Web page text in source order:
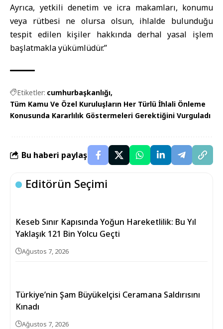
Ayrıca, yetkili denetim ve icra makamları, konumu
veya rütbesi ne olursa olsun, ihlalde bulunduğu
tespit edilen kişiler hakkında derhal yasal işlem
başlatmakla yükümlüdür.’’
Etiketler: cumhurbaşkanlığı
Tüm Kamu Ve Özel Kuruluşların Her Türlü İhlali Önleme
Konusunda Kararlılık Göstermeleri Gerektiğini Vurguladı
Bu haberi paylaş
Editörün Seçimi
Keseb Sınır Kapısında Yoğun Hareketlilik: Bu Yıl
Yaklaşık 121 Bin Yolcu Geçti
Ağustos 7, 2026
Türkiye’nin Şam Büyükelçisi Ceramana Saldırısını
Kınadı
Ağustos 7, 2026